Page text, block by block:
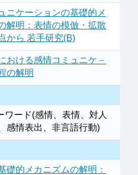
ニケーションの基礎的メ
解明：表情の模倣・拡散
から 若手研究(B)
おける感情コミュニケ－
の解明
ワード(感情、表情、対人
感情表出、非言語行動)
礎的メカニズムの解明：